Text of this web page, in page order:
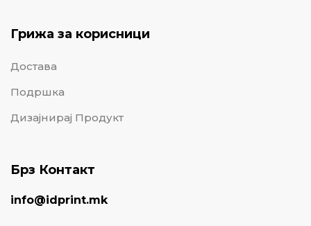
Грижа за корисници
Достава
Подршка
Дизајнирај Продукт
Брз Контакт
info@idprint.mk